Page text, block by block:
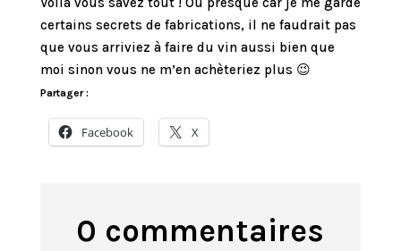
certains secrets de fabrications, il ne faudrait pas
que vous arriviez à faire du vin aussi bien que
moi sinon vous ne m’en achèteriez plus 😉
Partager :
Facebook X
0 commentaires